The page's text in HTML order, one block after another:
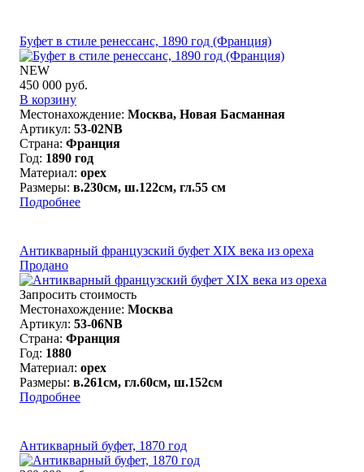
Буфет в стиле ренессанс, 1890 год (Франция)
NEW
450 000 руб.
В корзину
Местонахождение: Москва, Новая Басманная
Артикул: 53-02NB
Страна: Франция
Год: 1890 год
Материал: орех
Размеры: в.230см, ш.122см, гл.55 см
Подробнее
Антикварный французский буфет XIX века из ореха
Продано
Запросить стоимость
Местонахождение: Москва
Артикул: 53-06NB
Страна: Франция
Год: 1880
Материал: орех
Размеры: в.261см, гл.60см, ш.152см
Подробнее
Антикварный буфет, 1870 год